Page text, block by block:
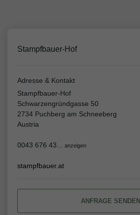
Stampfbauer-Hof
Adresse & Kontakt
Stampfbauer-Hof
Schwarzengründgasse 50
2734 Puchberg am Schneeberg
Austria
0043 676 43... anzeigen
stampfbauer.at
ANFRAGE SENDEN